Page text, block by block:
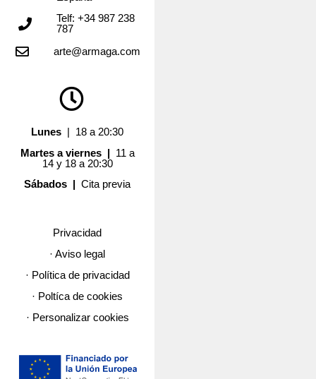
Telf: +34 987 238
787
arte@armaga.com
Lunes | 18 a 20:30
Martes a viernes | 11 a
14 y 18 a 20:30
Sábados |Cita previa
Privacidad
· Aviso legal
· Política de privacidad
· Poltíca de cookies
· Personalizar cookies